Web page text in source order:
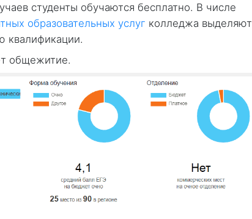
студенты обучаются бесплатно. В числе
образовательных услуг колледжа выделяют
квалификации.
общежитие.